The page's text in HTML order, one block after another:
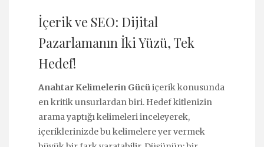
İçerik ve SEO: Dijital
Pazarlamanın İki Yüzü, Tek
Hedef!
Anahtar Kelimelerin Gücüiçerik konusunda
en kritik unsurlardan biri. Hedef kitlenizin
arama yaptığı kelimeleri inceleyerek,
içeriklerinizde bu kelimelere yer vermek